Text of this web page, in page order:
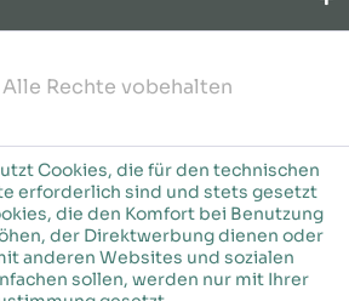
Rechte vobehalten
Cookies, die für den technischen
erforderlich sind und stets gesetzt
die den Komfort bei Benutzung
der Direktwerbung dienen oder
anderen Websites und sozialen
sollen, werden nur mit Ihrer